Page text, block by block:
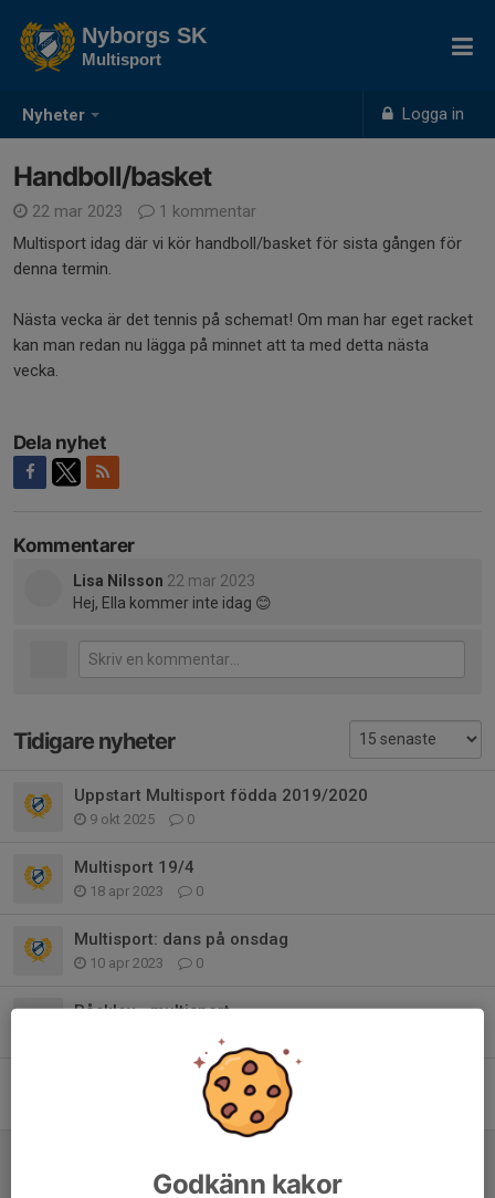
Nyheter Logga in
Nyborgs SK
Multisport
Handboll/basket
22 mar 2023
1 kommentar
Multisport idag där vi kör handboll/basket för sista gången för
denna termin.
Nästa vecka är det tennis på schemat! Om man har eget racket
kan man redan nu lägga på minnet att ta med detta nästa
vecka.
Dela nyhet
Kommentarer
Lisa Nilsson 22 mar 2023
Hej, Ella kommer inte idag 😊
Tidigare nyheter
Uppstart Multisport födda 2019/2020
9 okt 2025 0
Multisport 19/4
18 apr 2023 0
Multisport: dans på onsdag
10 apr 2023 0
Påsklov - multisport
Multisport - Tennis
0
22 mar 2023 1
Godkänn kakor